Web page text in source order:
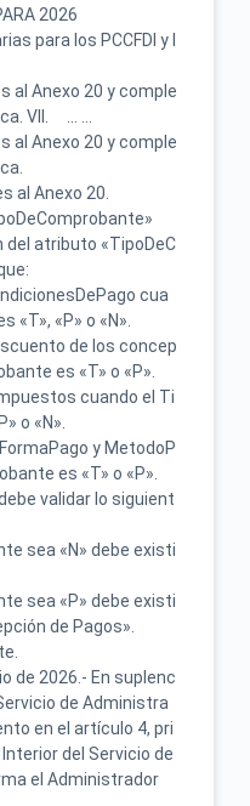
2026
para los PCCFDI y l
Anexo 20 y comple
VII. … …
Anexo 20 y comple
al Anexo 20.
del atributo «TipoDeC
cua
«T», «P» o «N».
de los concep
es «T» o «P».
cuando el Ti
o «N».
y MetodoP
es «T» o «P».
validar lo siguient
sea «N» debe existi
sea «P» debe existi
de Pagos».
de 2026.- En suplenc
de Administra
en el artículo 4, pri
del Servicio de
el Administrador